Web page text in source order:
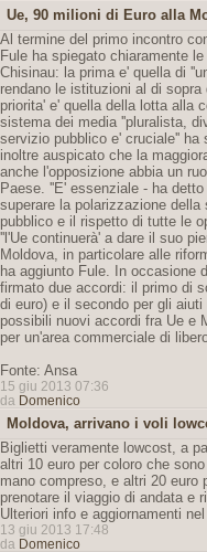
Ue, 90 milioni di Euro alla
Al termine del primo incontro
Fule ha spiegato chiaramente
Chisinau: la prima e' quella di
rendano le istituzioni al di
priorita' e' quella della lotta alla
sistema dei media ''pluralista,
servizio pubblico e' cruciale''
inoltre auspicato che la
anche l'opposizione abbia un
Paese. ''E' essenziale - ha
superare la polarizzazione
pubblico e il rispetto di tutte le
''l'Ue continuerà' a dare il suo
Moldova, in particolare alle
ha aggiunto Fule. In occasione
firmato due accordi: il primo di
di euro) e il secondo per gli
possibili nuovi accordi fra Ue e
per un'area commerciale di
Fonte: Ansa
15 giu 2013 07:36
da Domenico
Moldova, arrivano i voli
Biglietti veramente lowcost, a
altri 10 euro per coloro che
mano compreso, e altri 20 euro
prenotare il viaggio di andata e
Ulteriori info e aggiornamenti nel
13 giu 2013 17:48
da Domenico